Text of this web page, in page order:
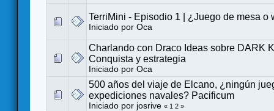
TerriMini - Episodio 1 | ¿Juego de mesa o
Iniciado por Oca
Charlando con Draco Ideas sobre DARK
Conquista y estrategia
Iniciado por Oca
500 años del viaje de Elcano, ¿ningún
expediciones navales? Pacificum
Iniciado por josrive « 1 2 »